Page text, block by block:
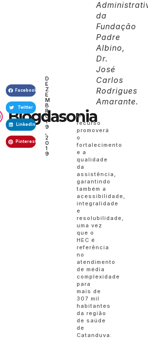
Blogdasonia
Facebook
Twitter
LinkedIn
Pinterest
D
E
Z
E
M
B
R
O
1
9
2
0
1
9
da
Fundação
Padre
Albino,
Dr.
José
Carlos
Rodrigues
Amarante.
O
recurso
promoverá
o
fortalecimento
e a
qualidade
da
assistência,
garantindo
também a
acessibilidade,
integralidade
e
resolubilidade,
uma vez
que o
HEC é
referência
no
atendimento
de média
complexidade
para
mais de
307 mil
habitantes
da região
de saúde
de
Catanduva.